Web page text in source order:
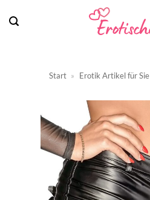
Inhalt
Start » Erotik Artikel für Sie